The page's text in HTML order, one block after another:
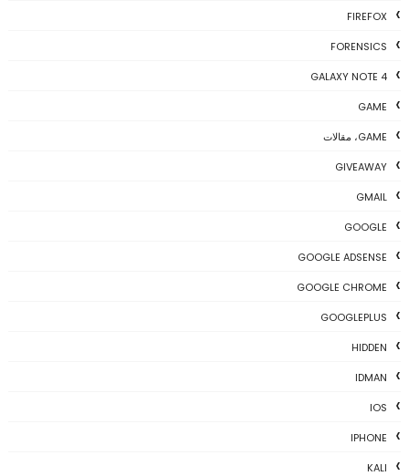
FIREFOX
FORENSICS
GALAXY NOTE 4
GAME
GAME، مقالات
GIVEAWAY
GMAIL
GOOGLE
GOOGLE ADSENSE
GOOGLE CHROME
GOOGLEPLUS
HIDDEN
IDMAN
IOS
IPHONE
KALI